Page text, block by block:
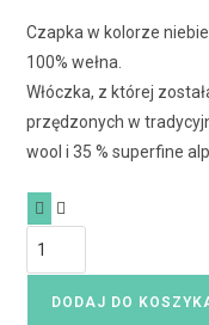
Czapka w kolorze
100% wełna.
Włóczka, z której
przędzonych w
wool i 35 % superfine
DODAJ DO